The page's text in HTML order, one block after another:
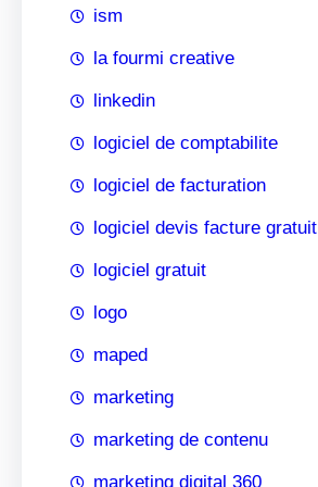
ism
la fourmi creative
linkedin
logiciel de comptabilite
logiciel de facturation
logiciel devis facture gratuit
logiciel gratuit
logo
maped
marketing
marketing de contenu
marketing digital 360